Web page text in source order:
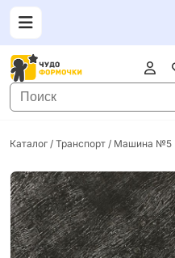
Каталог / Транспорт / Машина №5